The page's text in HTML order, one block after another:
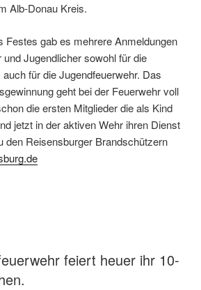
Alb-Donau Kreis.
Festes gab es mehrere Anmeldungen
Jugendlicher sowohl für die
für die Jugendfeuerwehr. Das
geht bei der Feuerwehr voll
die ersten Mitglieder die als Kind
jetzt in der aktiven Wehr ihren Dienst
den Reisensburger Brandschützern
feiert heuer ihr 10-